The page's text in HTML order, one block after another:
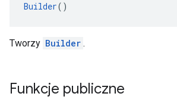
Builder()
Tworzy Builder .
Funkcje publiczne